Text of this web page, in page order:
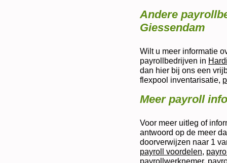
Andere
Giessendam
Wilt u meer informatie
payrollbedrijven in
dan hier bij ons een
flexpool inventarisatie,
Meer payroll
Voor meer uitleg of
antwoord op de meer
doorverwijzen naar 1
payroll voordelen,
payrollwerknemer,